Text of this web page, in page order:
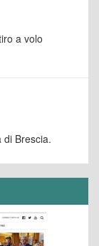
a volo
Brescia.